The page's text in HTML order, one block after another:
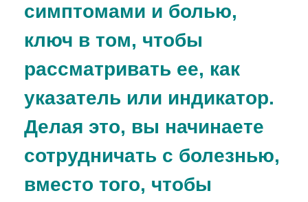
симптомами и болью,
ключ в том, чтобы
рассматривать ее, как
указатель или индикатор.
Делая это, вы начинаете
сотрудничать с болезнью,
вместо того, чтобы